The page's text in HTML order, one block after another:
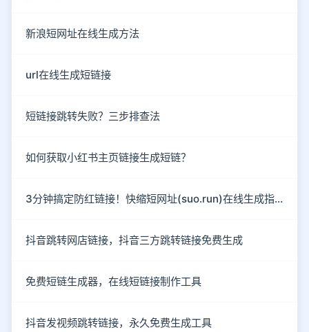
新浪短网址在线生成方法
url在线生成短链接
短链接跳转失败？三步排查法
如何获取小红书主页链接生成短链？
3分钟搞定防红链接！快缩短网址(suo.run)在线生成指南
抖音跳转网店链接，抖音三方跳转链接免费生成
免费短链生成器，在线短链接制作工具
抖音发视频跳转链接，永久免费生成工具